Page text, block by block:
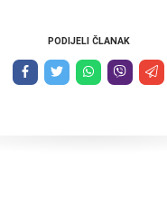
PODIJELI ČLANAK